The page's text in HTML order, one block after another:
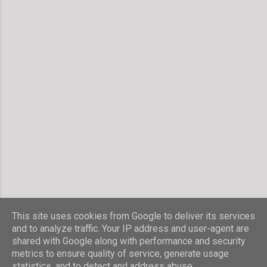
Powered by Blogger
This site uses cookies from Google to deliver its services
and to analyze traffic. Your IP address and user-agent are
shared with Google along with performance and security
metrics to ensure quality of service, generate usage